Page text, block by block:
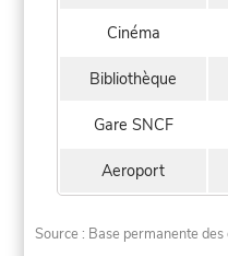
Cinéma
Bibliothèque
Gare SNCF
Aeroport
Source : Base permanente